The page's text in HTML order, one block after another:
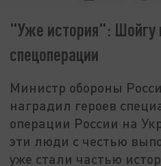
"Уже история": Шойгу
спецоперации
Министр обороны
наградил героев
операции России на
эти люди с честью
уже стали частью